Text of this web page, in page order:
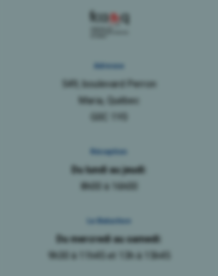
Adresse
549, boulevard Perron
Maria, Québec
Réception
Du lundi au jeudi:
8h00 à 16h00
Le Baluchon
Du mercredi au samedi:
9h30 à 11h45 et 13h à 15h45